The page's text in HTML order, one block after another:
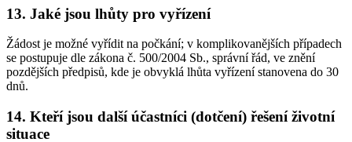
13. Jaké jsou lhůty pro vyřízení
Žádost je možné vyřídit na počkání; v komplikovanějších případech
se postupuje dle zákona č. 500/2004 Sb., správní řád, ve znění
pozdějších předpisů, kde je obvyklá lhůta vyřízení stanovena do 30
dnů.
14. Kteří jsou další účastníci (dotčení) řešení životní
situace